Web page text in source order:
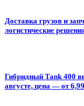
Доставка грузов и
логистические
Гибридный Tank 400
августе, цена — от